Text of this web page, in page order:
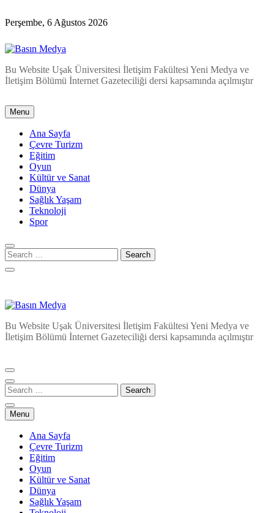
to
Perşembe, 6 Ağustos 2026
Basın Medya
Bu Website Uşak Üniversitesi İletişim Fakültesi Yeni Medya ve
İletişim Bölümü İnternet Gazeteciliği dersi kapsamında açılmıştır
Menu
Ana Sayfa
Çevre Turizm
Eğitim
Oyun
Kültür ve Sanat
Dünya
Sağlık Yaşam
Teknoloji
Spor
Basın Medya
Bu Website Uşak Üniversitesi İletişim Fakültesi Yeni Medya ve
İletişim Bölümü İnternet Gazeteciliği dersi kapsamında açılmıştır
Menu
Ana Sayfa
Çevre Turizm
Eğitim
Oyun
Kültür ve Sanat
Dünya
Sağlık Yaşam